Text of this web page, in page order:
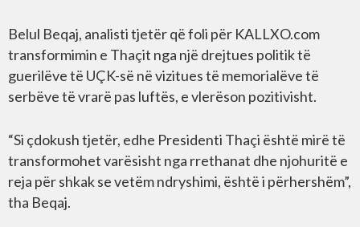
Belul Beqaj, analisti tjetër që foli për KALLXO.com
transformimin e Thaçit nga një drejtues politik të
guerilëve të UÇK-së në vizitues të memorialëve të
serbëve të vrarë pas luftës, e vlerëson pozitivisht.
“Si çdokush tjetër, edhe Presidenti Thaçi është mirë të
transformohet varësisht nga rrethanat dhe njohuritë e
reja për shkak se vetëm ndryshimi, është i përhershëm”,
tha Beqaj.